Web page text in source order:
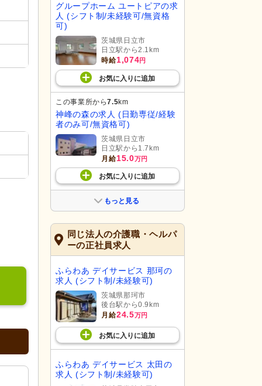
グループホーム ユートピアの求
人 (シフト制/未経験可/無資格
可)
茨城県日立市
日立駅から2.1km
時給1,074円
お気に入り に追加
この事業所から7.5km
神峰の森の求人 (日勤専従/経験
者のみ可/無資格可)
茨城県日立市
日立駅から1.7km
月給15.0万円
お気に入り に追加
もっと見る
同じ法人の介護職・ヘルパ
ーの正社員求人
ふらわあ デイサービス 那珂の
求人 (シフト制/未経験可)
茨城県那珂市
後台駅から0.9km
月給24.5万円
お気に入り に追加
ふらわあ デイサービス 太田の
求人 (シフト制/未経験可)